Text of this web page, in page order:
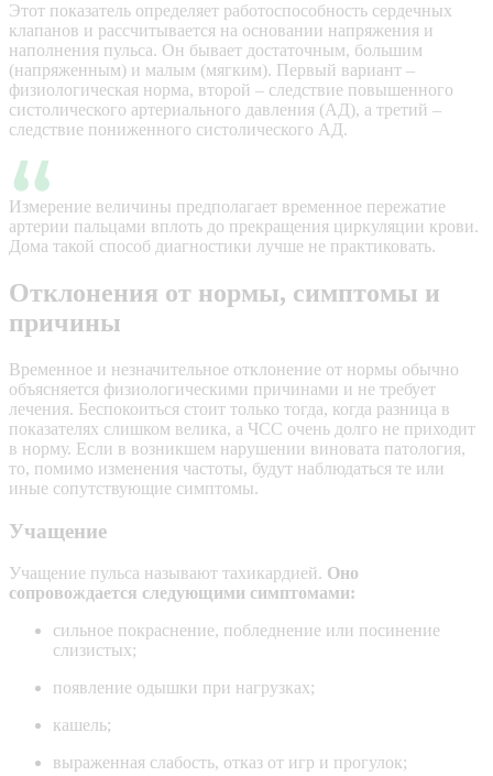
Этот показатель определяет работоспособность сердечных
клапанов и рассчитывается на основании напряжения и
наполнения пульса. Он бывает достаточным, большим
(напряженным) и малым (мягким). Первый вариант –
физиологическая норма, второй – следствие повышенного
систолического артериального давления (АД), а третий –
следствие пониженного систолического АД.
Измерение величины предполагает временное пережатие
артерии пальцами вплоть до прекращения циркуляции крови.
Дома такой способ диагностики лучше не практиковать.
Отклонения от нормы, симптомы и
причины
Временное и незначительное отклонение от нормы обычно
объясняется физиологическими причинами и не требует
лечения. Беспокоиться стоит только тогда, когда разница в
показателях слишком велика, а ЧСС очень долго не приходит
в норму. Если в возникшем нарушении виновата патология,
то, помимо изменения частоты, будут наблюдаться те или
иные сопутствующие симптомы.
Учащение
Учащение пульса называют тахикардией. Оно
сопровождается следующими симптомами:
сильное покраснение, побледнение или посинение
слизистых;
появление одышки при нагрузках;
кашель;
выраженная слабость, отказ от игр и прогулок;